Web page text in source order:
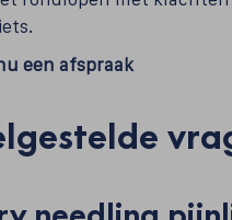
een afspraak